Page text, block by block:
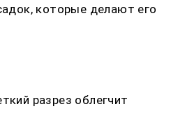
которые делают его
разрез облегчит